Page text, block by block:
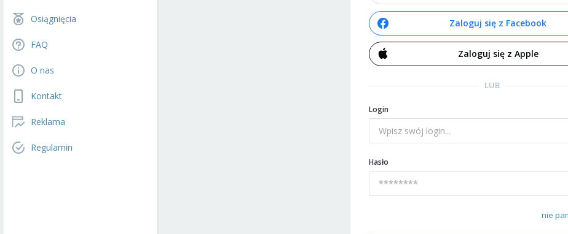
Osiągnięcia
FAQ
O nas
Kontakt
Reklama
Regulamin
Zaloguj się z Facebook
Zaloguj się z Apple
LUB
Login
Hasło
nie